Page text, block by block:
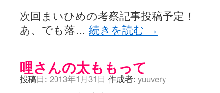
次回まいひめの考察記事投稿予定！
あ、でも落… 続きを読む →
哩さんの太ももって
投稿日: 2013年1月31日 作成者: yuuvery